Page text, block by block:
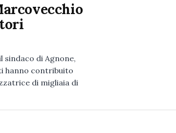
sindaco di Agnone,
hanno contribuito
di migliaia di